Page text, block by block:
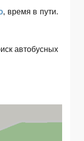
, время в пути.
автобусных